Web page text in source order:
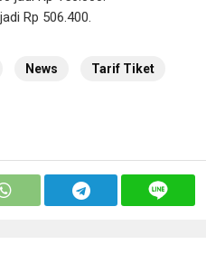
Rp 506.400.
News Tarif Tiket